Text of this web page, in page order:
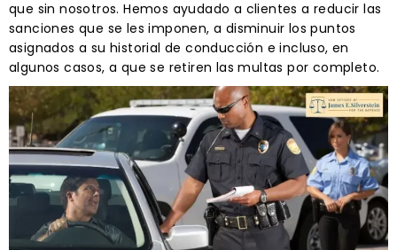
que sin nosotros. Hemos ayudado a clientes a reducir las
sanciones que se les imponen, a disminuir los puntos
asignados a su historial de conducción e incluso, en
algunos casos, a que se retiren las multas por completo.